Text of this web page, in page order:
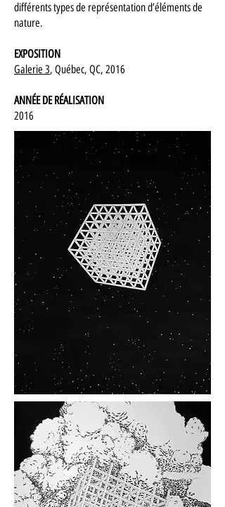
différents types de représentation d’éléments de
nature.
EXPOSITION
Galerie 3, Québec, QC, 2016
ANNÉE DE RÉALISATION
2016